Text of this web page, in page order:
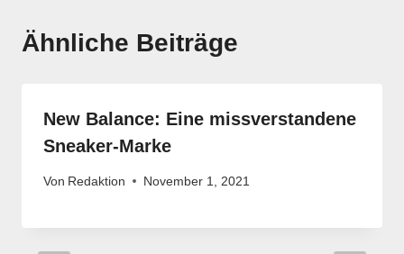
Ähnliche Beiträge
New Balance: Eine missverstandene
Sneaker-Marke
Von Redaktion November 1, 2021